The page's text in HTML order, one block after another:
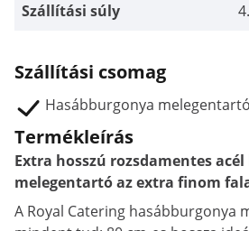
Szállítási súly
Szállítási csomag
Hasábburgonya melegentartó
Termékleírás
Extra hosszú rozsdamentes
melegentartó az extra finom
A Royal Catering hasábburgonya